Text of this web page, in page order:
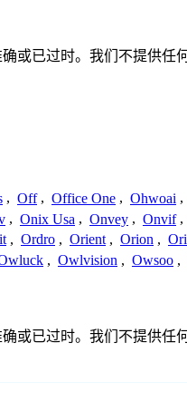
或已过时。我们不提供任
, Off , Office One , Ohwoai ,
, Onix Usa , Onvey , Onvif ,
, Ordro , Orient , Orion ,
, Owlvision , Owsoo ,
或已过时。我们不提供任